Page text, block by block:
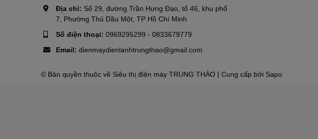
Địa chỉ: Số 29, đường Trần Hưng Đạo, tổ 46, khu phố
7, Phường Thủ Dầu Một, TP Hồ Chí Minh
Số điện thoại: 0969295299 - 0833679779
Email: dienmaydienlanhtrungthao@gmail.com
© Bản quyền thuộc về Siêu thị điện máy TRUNG THẢO | Cung cấp bởi Sapo